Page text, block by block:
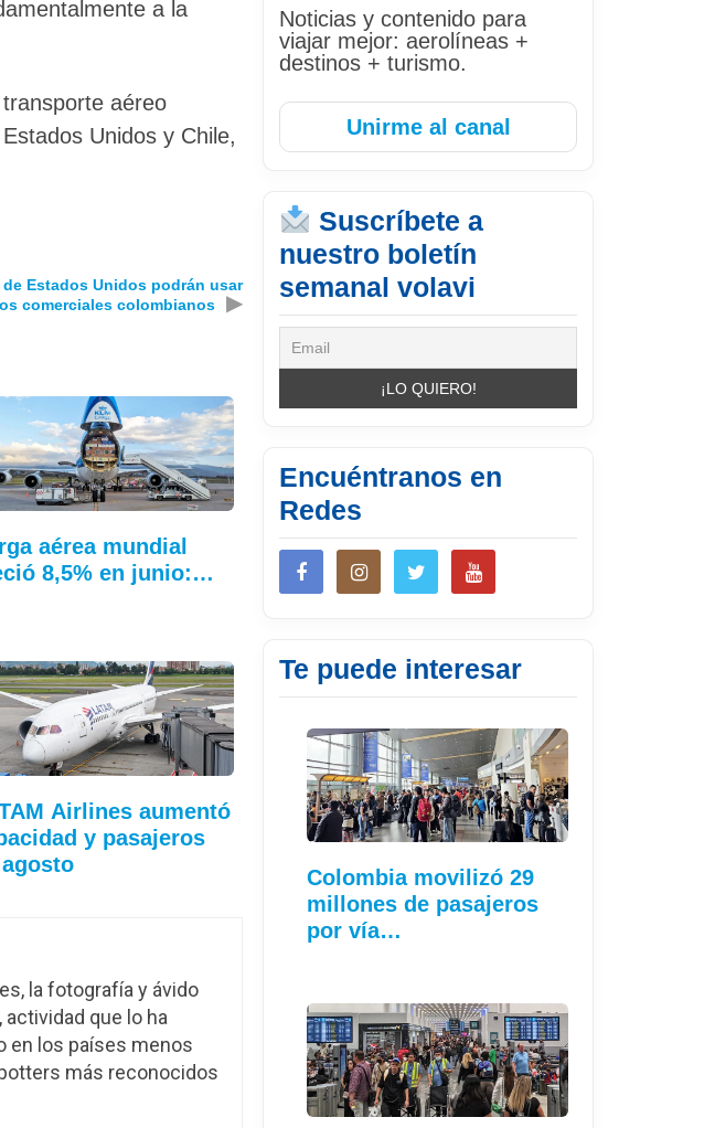
a la
aéreo
Unidos y Chile,
Estados Unidos podrán usar
comerciales colombianos
▶
aérea mundial
8,5% en junio:…
Airlines aumentó
y pasajeros
la fotografía y ávido
que lo ha
en los países menos
más reconocidos
Noticias y contenido para
viajar mejor: aerolíneas +
destinos + turismo.
Unirme al canal
Suscríbete a
nuestro boletín
semanal volavi
Encuéntranos en
Redes
Te puede interesar
Colombia movilizó 29
millones de pasajeros
por vía…